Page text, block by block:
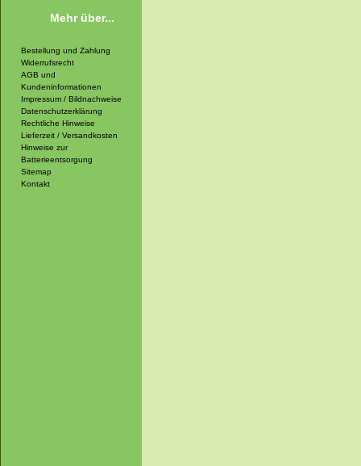
Mehr über...
Bestellung und Zahlung
Widerrufsrecht
AGB und
Kundeninformationen
Impressum / Bildnachweise
Datenschutzerklärung
Rechtliche Hinweise
Lieferzeit / Versandkosten
Hinweise zur
Batterieentsorgung
Sitemap
Kontakt